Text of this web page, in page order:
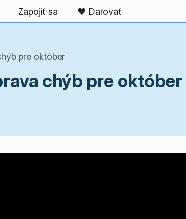
Zapojiť sa ❤️ Darovať
pre október
chýb pre október